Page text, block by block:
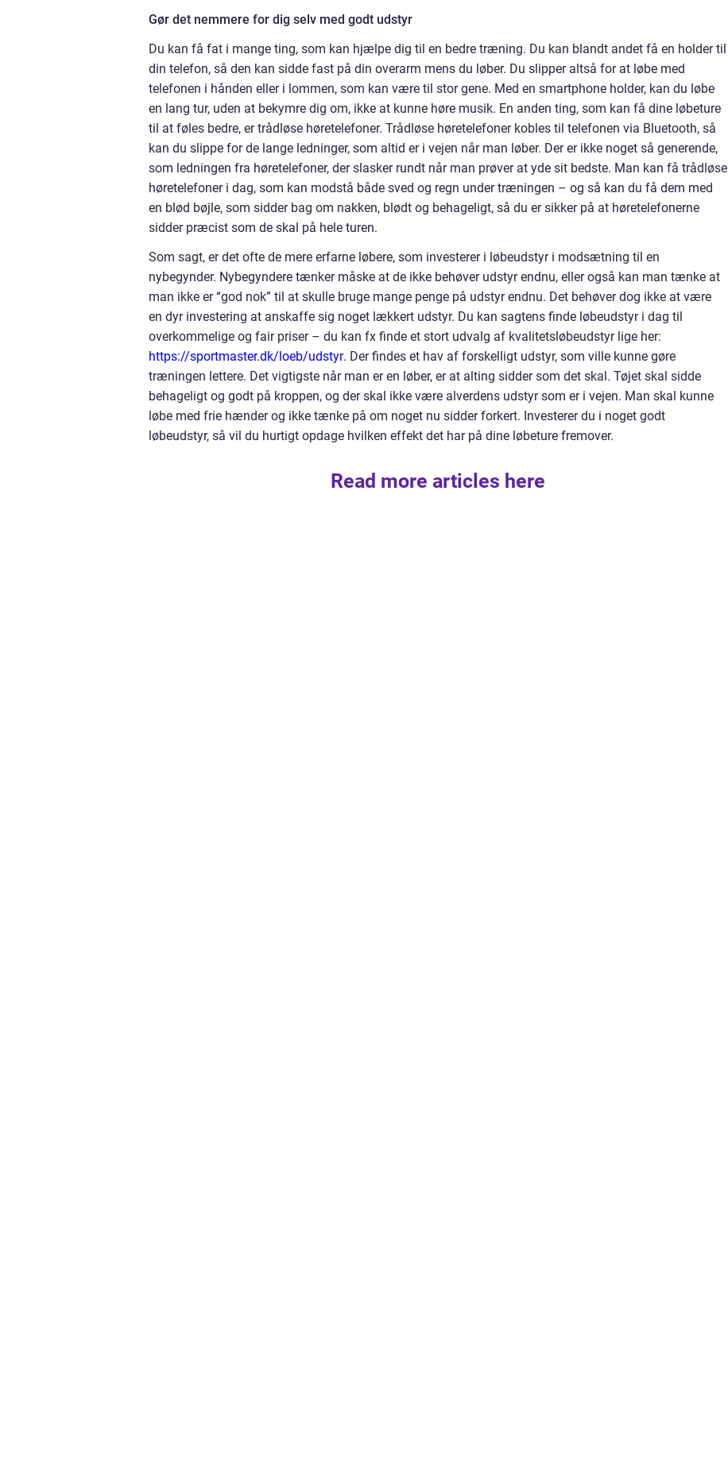
Gør det nemmere for dig selv med godt udstyr
Du kan få fat i mange ting, som kan hjælpe dig til en bedre træning. Du kan blandt andet få en holder til
din telefon, så den kan sidde fast på din overarm mens du løber. Du slipper altså for at løbe med
telefonen i hånden eller i lommen, som kan være til stor gene. Med en smartphone holder, kan du løbe
en lang tur, uden at bekymre dig om, ikke at kunne høre musik. En anden ting, som kan få dine løbeture
til at føles bedre, er trådløse høretelefoner. Trådløse høretelefoner kobles til telefonen via Bluetooth, så
kan du slippe for de lange ledninger, som altid er i vejen når man løber. Der er ikke noget så generende,
som ledningen fra høretelefoner, der slasker rundt når man prøver at yde sit bedste. Man kan få trådløse
høretelefoner i dag, som kan modstå både sved og regn under træningen – og så kan du få dem med
en blød bøjle, som sidder bag om nakken, blødt og behageligt, så du er sikker på at høretelefonerne
sidder præcist som de skal på hele turen.
Som sagt, er det ofte de mere erfarne løbere, som investerer i løbeudstyr i modsætning til en
nybegynder. Nybegyndere tænker måske at de ikke behøver udstyr endnu, eller også kan man tænke at
man ikke er “god nok” til at skulle bruge mange penge på udstyr endnu. Det behøver dog ikke at være
en dyr investering at anskaffe sig noget lækkert udstyr. Du kan sagtens finde løbeudstyr i dag til
overkommelige og fair priser – du kan fx finde et stort udvalg af kvalitetsløbeudstyr lige her:
https://sportmaster.dk/loeb/udstyr. Der findes et hav af forskelligt udstyr, som ville kunne gøre
træningen lettere. Det vigtigste når man er en løber, er at alting sidder som det skal. Tøjet skal sidde
behageligt og godt på kroppen, og der skal ikke være alverdens udstyr som er i vejen. Man skal kunne
løbe med frie hænder og ikke tænke på om noget nu sidder forkert. Investerer du i noget godt
løbeudstyr, så vil du hurtigt opdage hvilken effekt det har på dine løbeture fremover.
Read more articles here